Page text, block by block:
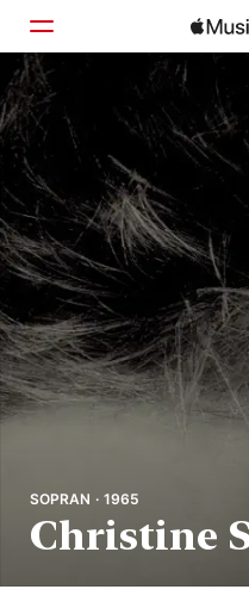
Startseite
Entdecken
Suchen
SOPRAN · 1965
Christine